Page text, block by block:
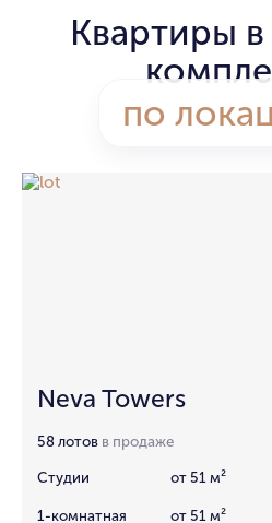
Квартиры
по
Neva Towers
58 лотов в продаже
Студии от 51 м²
1-комнатная от 51 м²